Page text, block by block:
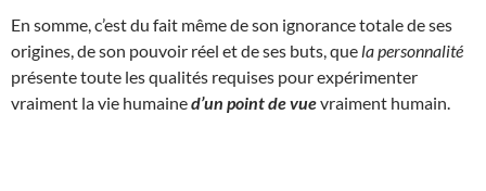
En somme, c’est du fait même de son ignorance totale de ses
origines, de son pouvoir réel et de ses buts, que la personnalité
présente toute les qualités requises pour expérimenter
vraiment la vie humained’un point de vuevraiment humain.